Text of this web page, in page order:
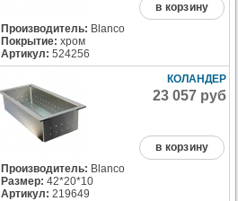
в корзину
Производитель: Blanco
Покрытие: хром
Артикул: 524256
КОЛАНДЕР
23 057 руб
в корзину
Производитель: Blanco
Размер: 42*20*10
Артикул: 219649